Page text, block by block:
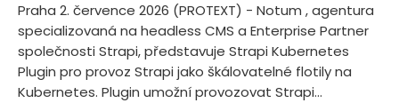
Praha 2. července 2026 (PROTEXT) - Notum , agentura
specializovaná na headless CMS a Enterprise Partner
společnosti Strapi, představuje Strapi Kubernetes
Plugin pro provoz Strapi jako škálovatelné flotily na
Kubernetes. Plugin umožní provozovat Strapi...